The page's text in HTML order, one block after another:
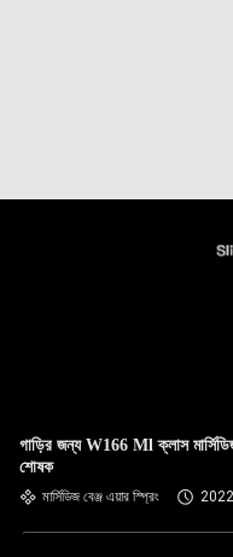
গাড়ির জন্য W166 Ml ক্লাস
শোষক
মার্সিডিজ বেঞ্জ এয়ার স্প্রিং